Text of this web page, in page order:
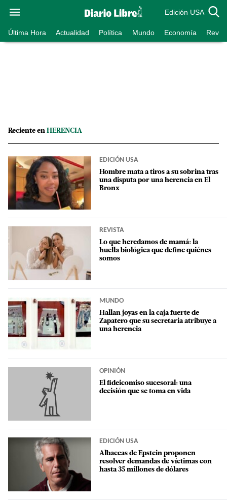
Edición USA
Última Hora Actualidad Política Mundo Economía
Reciente en HERENCIA
EDICIÓN USA
Hombre mata a tiros a su sobrina tras
una disputa por una herencia en El
Bronx
REVISTA
Lo que heredamos de mamá: la
huella biológica que define quiénes
somos
MUNDO
Hallan joyas en la caja fuerte de
Zapatero que su secretaria atribuye a
una herencia
OPINIÓN
El fideicomiso sucesoral: una
decisión que se toma en vida
EDICIÓN USA
Albaceas de Epstein proponen
resolver demandas de víctimas con
hasta 35 millones de dólares